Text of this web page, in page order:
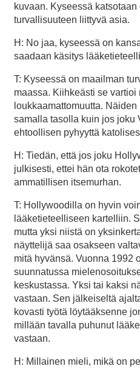
kuvaan. Kyseessä
turvallisuuteen liittyvä asia.
H: No jaa, kyseessä on
saadaan käsitys
T: Kyseessä on maailman
maassa. Kiihkeästi se vartioi
loukkaamattomuutta.
samalla tasolla kuin jos joku
ehtoollisen pyhyyttä
H: Tiedän, että jos joku
julkisesti, ettei hän ota
ammatillisen itsemurhan.
T: Hollywoodilla on hyvin
lääketieteelliseen kartelliin.
mutta yksi niistä on
näyttelijä saa osakseen
mitä hyvänsä. Vuonna 1992
suunnatussa
keskustassa. Yksi tai kaksi
vastaan. Sen jälkeiseltä
kovasti työtä löytääksenne
millään tavalla puhunut
vastaan.
H: Millainen mieli, mikä on